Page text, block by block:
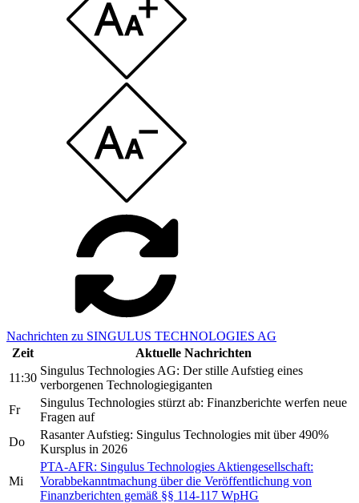
Nachrichten zu SINGULUS TECHNOLOGIES AG
Zeit
Aktuelle Nachrichten
11:30
Singulus Technologies AG: Der stille Aufstieg eines
verborgenen Technologiegiganten
Fr
Singulus Technologies stürzt ab: Finanzberichte werfen neue
Fragen auf
Do
Rasanter Aufstieg: Singulus Technologies mit über 490%
Kursplus in 2026
Mi
PTA-AFR: Singulus Technologies Aktiengesellschaft:
Vorabbekanntmachung über die Veröffentlichung von
Finanzberichten gemäß §§ 114-117 WpHG